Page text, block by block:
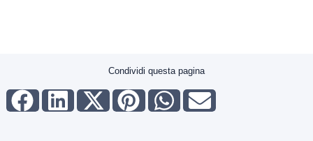
Condividi questa pagina